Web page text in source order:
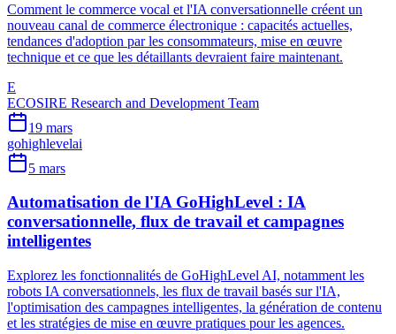
Comment le commerce vocal et l'IA conversationnelle créent un
nouveau canal de commerce électronique : capacités actuelles,
tendances d'adoption par les consommateurs, mise en œuvre
technique et ce que les détaillants devraient faire maintenant.
E
ECOSIRE Research and Development Team
19 mars
gohighlevelai
5 mars
Automatisation de l'IA GoHighLevel : IA
conversationnelle, flux de travail et campagnes
intelligentes
Explorez les fonctionnalités de GoHighLevel AI, notamment les
robots IA conversationnels, les flux de travail basés sur l'IA,
l'optimisation des campagnes intelligentes, la génération de contenu
et les stratégies de mise en œuvre pratiques pour les agences.